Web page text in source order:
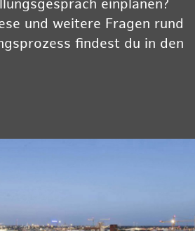
einplanen?
und weitere Fragen rund
findest du in den